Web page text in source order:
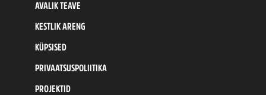
AVALIK TEAVE
KESTLIK ARENG
KÜPSISED
PRIVAATSUSPOLIITIKA
PROJEKTID